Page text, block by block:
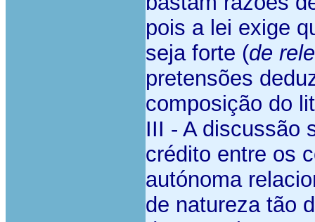
pois a lei exige
seja forte (de
pretensões
composição do
III - A discussão
crédito entre os
autónoma
de natureza tão